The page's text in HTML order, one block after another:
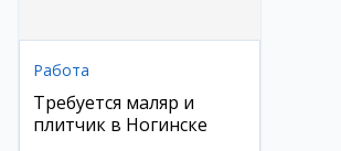
Работа
Требуется маляр и
плитчик в Ногинске